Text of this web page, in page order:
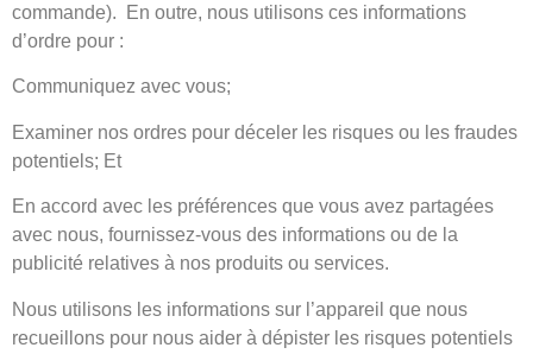
commande). En outre, nous utilisons ces informations
d’ordre pour :
Communiquez avec vous;
Examiner nos ordres pour déceler les risques ou les fraudes
potentiels; Et
En accord avec les préférences que vous avez partagées
avec nous, fournissez-vous des informations ou de la
publicité relatives à nos produits ou services.
Nous utilisons les informations sur l’appareil que nous
recueillons pour nous aider à dépister les risques potentiels